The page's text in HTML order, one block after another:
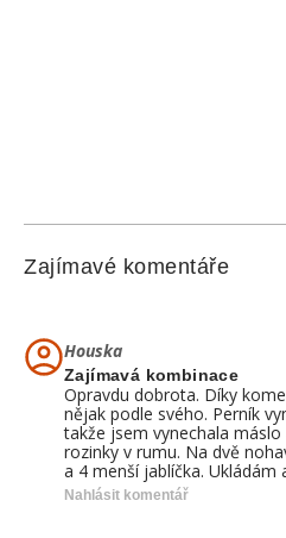
Zajímavé komentáře
Houska
Zajímavá kombinace
Opravdu dobrota. Díky
nějak podle svého. Perník
takže jsem vynechala
rozinky v rumu. Na dvě
a 4 menší jablíčka. Ukládám
Nahlásit komentář